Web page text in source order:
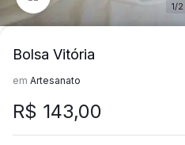
1/2
Bolsa Vitória
em Artesanato
R$ 143,00